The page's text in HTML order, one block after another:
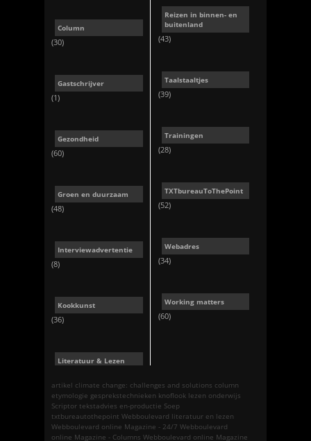
Column
(30)
Gastschrijver
(1)
Gezondheid
(60)
Groen en duurzaam
(48)
Interviewadvertentie
(8)
Kookkunst
(36)
Literatuur & Lezen
Reizen in binnen- en
buitenland
(43)
Taalstaaltjes
(39)
Trainingen
(28)
TXTbureauToThePoint
(52)
Webadres
(34)
Working matters
(60)
artikel climate change: challenges and solutions column
etymologie gesprekstechnieken knoflook lezen onderwijs
Scriptor tekstadvies en-productie Soep
txtbureautothepoint Webboulevard literatuur en lezen
Webboulevard online Magazine - 24/7 Webboulevard
online Magazine - Columns Webboulevard online Magazine